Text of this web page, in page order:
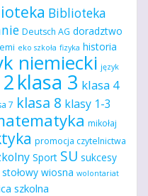
Biblioteka
Deutsch AG doradztwo
eko szkoła fizyka historia
niemiecki język
klasa 3 klasa 4
7 klasa 8 klasy 1-3
mikołaj
promocja czytelnictwa
Sport SU sukcesy
wiosna wolontariat
szkolna